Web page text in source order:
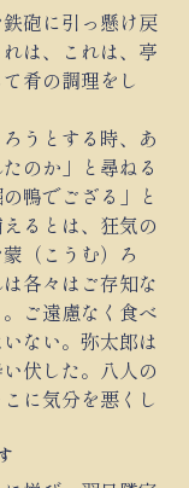
砲に引っ懸け戻
は、これは、亭
肴の調理をし
うとする時、あ
のか」と尋ねる
鴨でござる」と
るとは、狂気の
（こうむ）ろ
各々はご存知な
ご遠慮なく食べ
ない。弥太郎は
伏した。八人の
に気分を悪くし